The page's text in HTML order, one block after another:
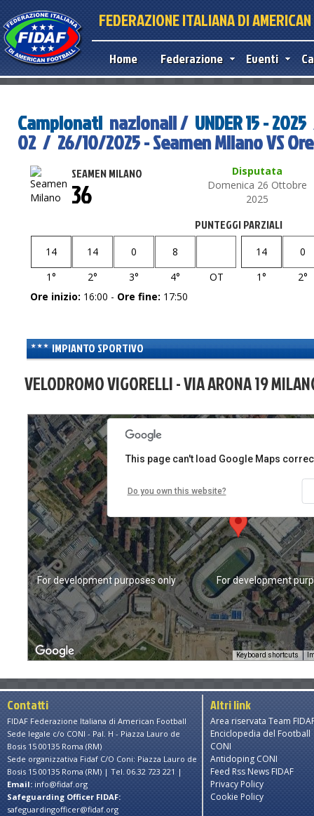
FEDERAZIONE ITALIANA DI
Home Federazione Eventi
Campionati nazionali / UNDER 15 - 2025
02 / 26/10/2025 - Seamen Milano VS
SEAMEN MILANO
Disputata
Domenica 26 Ottobre
2025
36
PUNTEGGI PARZIALI
14 14 0
8
1°
2° 3° 4° OT
14
0
1°
2°
Ore inizio: 16:00 - Ore fine: 17:50
IMPIANTO SPORTIVO
VELODROMO VIGORELLI - VIA ARONA 19
For development
For development purposes only
Keyboard shortcuts
This page can't load Google Maps
Do you own this website?
Contatti
FIDAF Federazione Italiana di American Football
Sede legale c/o CONI - Pal. H - Piazza Lauro de
Bosis 15 00135 Roma (RM)
Sede organizzativa Fidaf C/O Coni: Piazza Lauro de
Bosis 15 00135 Roma (RM) | Tel. 06.32 723 221 |
Email: info@fidaf.org
Safeguarding Officer FIDAF:
safeguardingofficer@fidaf.org
Altri link
Area riservata Team
Enciclopedia del Football
CONI
Antidoping CONI
Feed Rss News FIDAF
Privacy Policy
Cookie Policy